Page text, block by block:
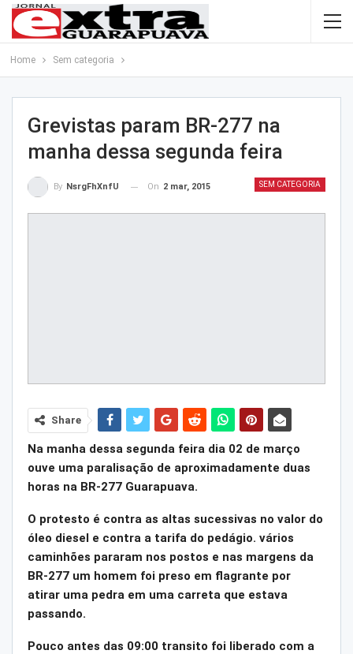
Home Sem categoria
Grevistas param BR-277 na
manha dessa segunda feira
SEM CATEGORIA
By NsrgFhXnfU On 2 mar, 2015
Share
Na manha dessa segunda feira dia 02 de março
ouve uma paralisação de aproximadamente duas
horas na BR-277 Guarapuava.
O protesto é contra as altas sucessivas no valor do
óleo diesel e contra a tarifa do pedágio. vários
caminhões pararam nos postos e nas margens da
BR-277 um homem foi preso em flagrante por
atirar uma pedra em uma carreta que estava
passando.
Pouco antes das 09:00 transito foi liberado com a